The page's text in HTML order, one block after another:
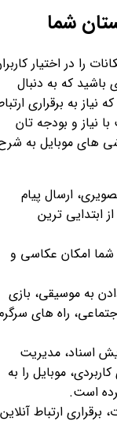
شما
را در اختیار
باشید که به دنبال
به برقراری
نیاز و بودجه تان
های موبایل به
ارسال پیام
ابتدایی ترین
شما امکان عکاسی و
به موسیقی، بازی
راه های
اسناد، مدیریت
موبایل را به
است.
ارتباط آنلاین